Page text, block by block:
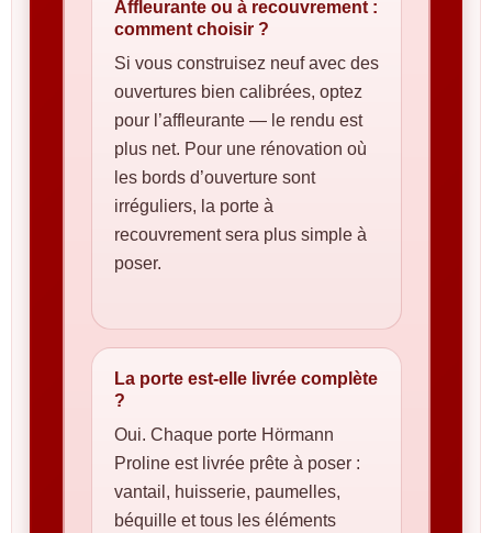
Affleurante ou à recouvrement :
comment choisir ?
Si vous construisez neuf avec des
ouvertures bien calibrées, optez
pour l’affleurante — le rendu est
plus net. Pour une rénovation où
les bords d’ouverture sont
irréguliers, la porte à
recouvrement sera plus simple à
poser.
La porte est-elle livrée complète
?
Oui. Chaque porte Hörmann
Proline est livrée prête à poser :
vantail, huisserie, paumelles,
béquille et tous les éléments